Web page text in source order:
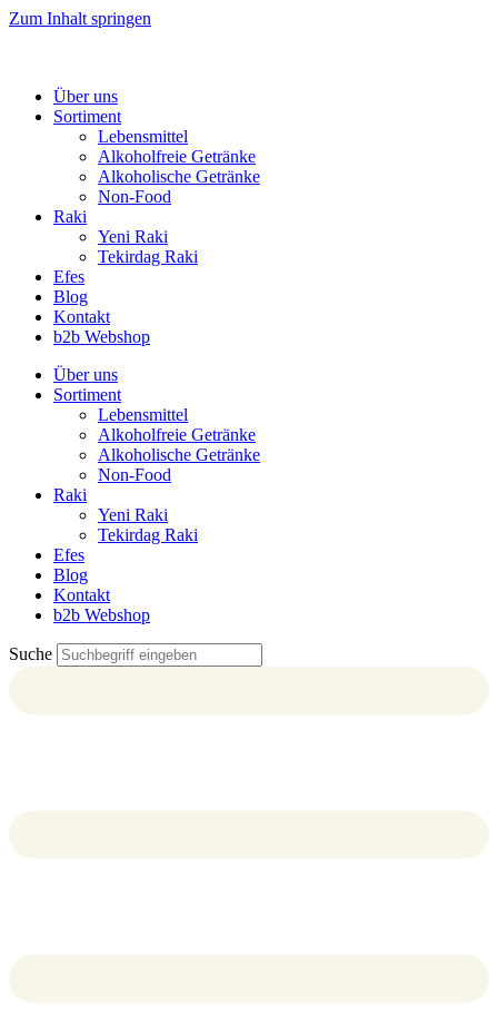
Zum Inhalt springen
Über uns
Sortiment
Lebensmittel
Alkoholfreie Getränke
Alkoholische Getränke
Non-Food
Raki
Yeni Raki
Tekirdag Raki
Efes
Blog
Kontakt
b2b Webshop
Über uns
Sortiment
Lebensmittel
Alkoholfreie Getränke
Alkoholische Getränke
Non-Food
Raki
Yeni Raki
Tekirdag Raki
Efes
Blog
Kontakt
b2b Webshop
Suche